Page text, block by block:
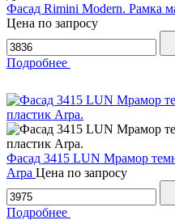
Фасад Rimini Modern. Рамка
Цена по запросу
Подробнее
Фасад 3415 LUN Мрамор
Arpa Цена по запросу
Подробнее